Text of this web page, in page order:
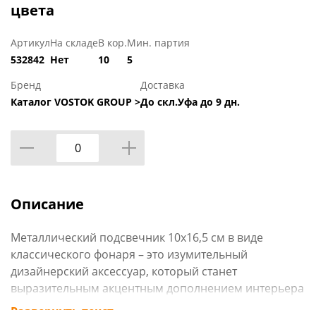
цвета
Артикул
532842
На складе
Нет
В кор.
10
Мин. партия
5
Бренд
Каталог VOSTOK GROUP >
Доставка
До скл.Уфа до 9 дн.
Описание
Металлический подсвечник 10х16,5 см в виде
классического фонаря – это изумительный
дизайнерский аксессуар, который станет
выразительным акцентным дополнением интерьера
спальни или гостиной, добавит оригинальности в